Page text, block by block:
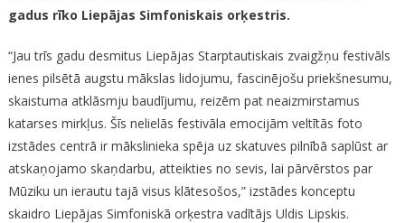
Veltītu
Foto
Izstādi
gadus rīko Liepājas Simfoniskais orķestris.
“Jau trīs gadu desmitus Liepājas Starptautiskais zvaigžņu festivāls
ienes pilsētā augstu mākslas lidojumu, fascinējošu priekšnesumu,
skaistuma atklāsmju baudījumu, reizēm pat neaizmirstamus
katarses mirkļus. Šīs nelielās festivāla emocijām veltītās foto
izstādes centrā ir mākslinieka spēja uz skatuves pilnībā saplūst ar
atskaņojamo skaņdarbu, atteikties no sevis, lai pārvērstos par
Mūziku un ierautu tajā visus klātesošos,” izstādes konceptu
skaidro Liepājas Simfoniskā orķestra vadītājs Uldis Lipskis.